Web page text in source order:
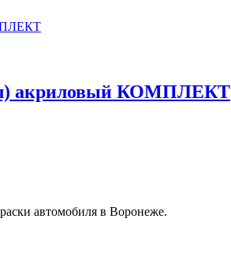
акриловый КОМПЛЕКТ
автомобиля в Воронеже.